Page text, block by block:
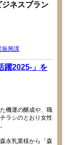
ジネスプラン
振興課
躍2025-」を
機運の醸成や、職
ラシのとおり女性
永乳業様から「森